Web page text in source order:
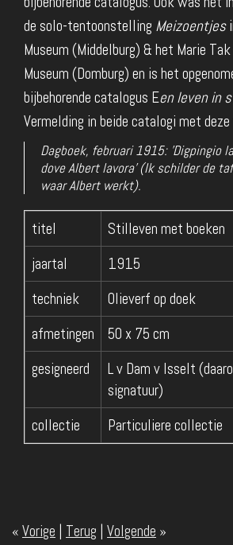
de solo-tentoonstelling Meizoentjes
Museum (Middelburg) & het Marie
Museum (Domburg) en is het
bijbehorende catalogus Een leven in
Vermelding in beide catalogi met
Dagboek, februari 1915: 'Digpingio
dove Albert lavora' (Ik schilder de
waar Albert werkt).
titel
Stilleven met boeken
jaartal
1915
techniek
Olieverf op doek
afmetingen
50 x 75 cm
gesigneerd
L v Dam v Isselt
signatuur)
collectie
Particuliere collectie
« Vorige Terug Volgende »